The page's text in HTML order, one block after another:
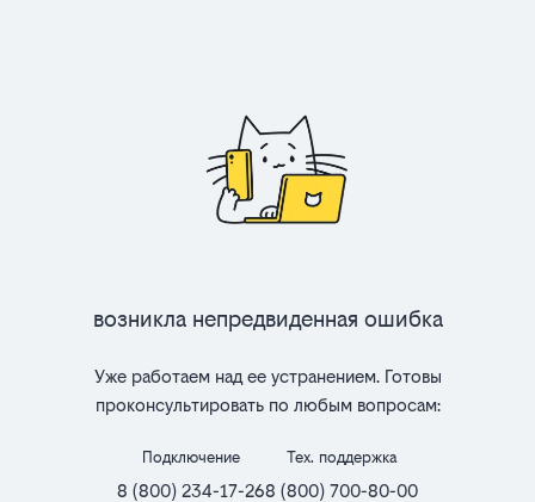
Возникла непредвиденная ошибка
Уже работаем над ее устранением. Готовы
проконсультировать по любым вопросам:
Подключение
8 (800) 234-17-26
Тех. поддержка
8 (800) 700-80-00